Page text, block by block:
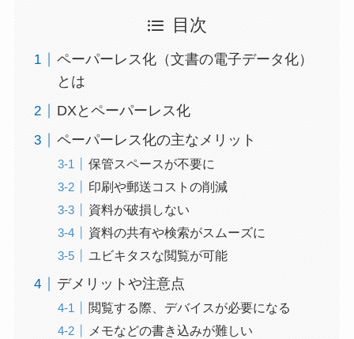
目次
ペーパーレス化（文書の電子データ化）
とは
DXとペーパーレス化
ペーパーレス化の主なメリット
保管スペースが不要に
印刷や郵送コストの削減
資料が破損しない
資料の共有や検索がスムーズに
ユビキタスな閲覧が可能
デメリットや注意点
閲覧する際、デバイスが必要になる
メモなどの書き込みが難しい